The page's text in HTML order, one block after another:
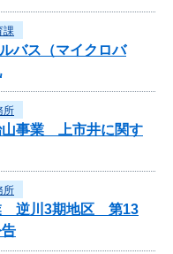
課
バス（マイクロバ
所
山事業 上市井に関す
所
逆川3期地区 第13